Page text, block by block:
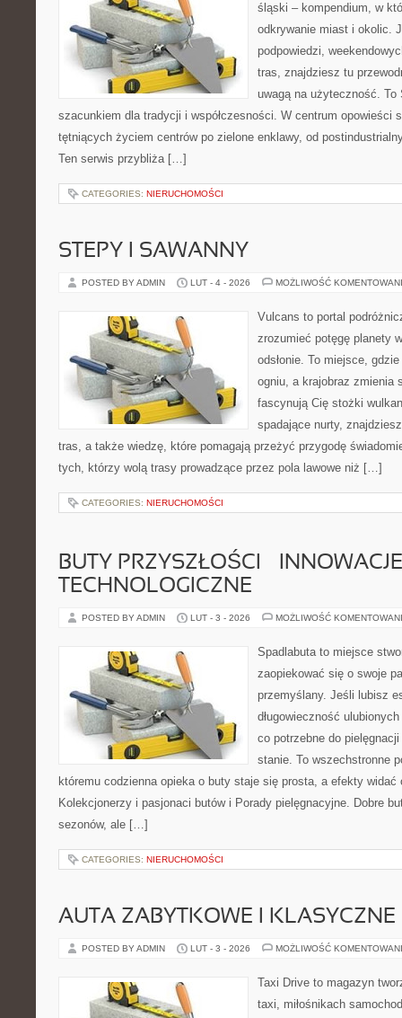
śląski – kompendium, w
odkrywanie miast i okolic.
podpowiedzi,
tras, znajdziesz tu
uwagą na użyteczność.
szacunkiem dla tradycji i współczesności. W centrum opowieści
tętniących życiem centrów po zielone enklawy, od
Ten serwis przybliża […]
CATEGORIES: NIERUCHOMOŚCI
STEPY I SAWANNY
POSTED BY ADMIN LUT - 4 - 2026 MOŻLIWOŚĆ
Vulcans to portal
zrozumieć potęgę planety
odsłonie. To miejsce,
ogniu, a krajobraz zmienia
fascynują Cię stożki
spadające nurty,
tras, a także wiedzę, które pomagają przeżyć przygodę
tych, którzy wolą trasy prowadzące przez pola lawowe niż […]
CATEGORIES: NIERUCHOMOŚCI
BUTY PRZYSZŁOŚCI – INNOWACJE
TECHNOLOGICZNE
POSTED BY ADMIN LUT - 3 - 2026 MOŻLIWOŚĆ
Spadlabuta to miejsce
zaopiekować się o swoje
przemyślany. Jeśli lubisz
długowieczność
co potrzebne do
stanie. To wszechstronne
któremu codzienna opieka o buty staje się prosta, a efekty widać
Kolekcjonerzy i pasjonaci butów i Porady pielęgnacyjne. Dobre
sezonów, ale […]
CATEGORIES: NIERUCHOMOŚCI
AUTA ZABYTKOWE I KLASYCZNE
POSTED BY ADMIN LUT - 3 - 2026 MOŻLIWOŚĆ
Taxi Drive to magazyn
taxi, miłośnikach